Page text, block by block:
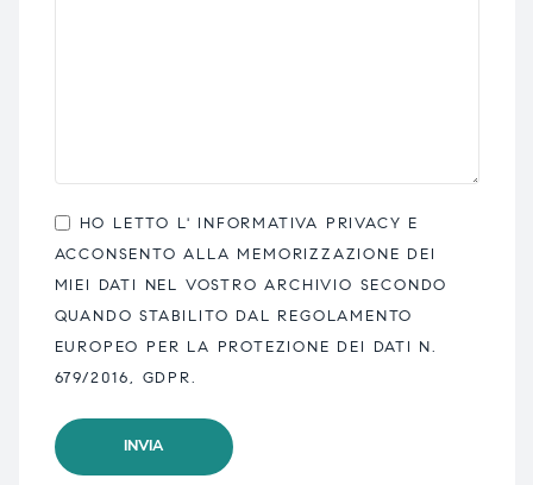
HO LETTO L' INFORMATIVA PRIVACY E
ACCONSENTO ALLA MEMORIZZAZIONE DEI
MIEI DATI NEL VOSTRO ARCHIVIO SECONDO
QUANDO STABILITO DAL REGOLAMENTO
EUROPEO PER LA PROTEZIONE DEI DATI N.
679/2016, GDPR.